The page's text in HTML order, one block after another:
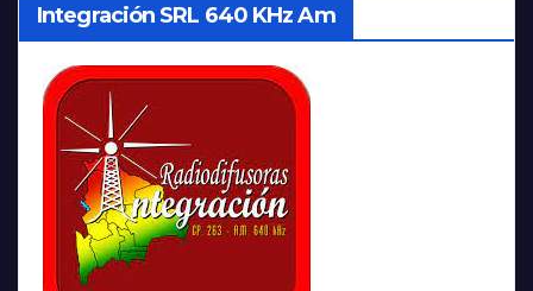
Integración SRL 640 KHz Am